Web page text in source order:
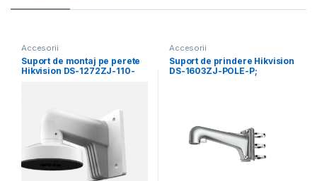
Accesorii
Suport de montaj pe perete
Hikvision DS-1272ZJ-110-
Accesorii
Suport de prindere Hikvision
DS-1603ZJ-POLE-P;